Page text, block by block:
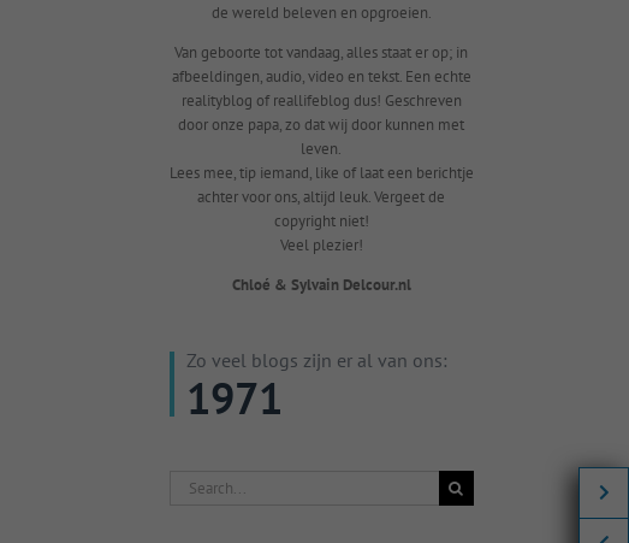
de wereld beleven en opgroeien.
Van geboorte tot vandaag, alles staat er op; in
afbeeldingen, audio, video en tekst. Een echte
realityblog of reallifeblog dus! Geschreven
door onze papa, zo dat wij door kunnen met
leven.
Lees mee, tip iemand, like of laat een berichtje
achter voor ons, altijd leuk. Vergeet de
copyright niet!
Veel plezier!
Chloé & Sylvain Delcour.nl
Zo veel blogs zijn er al van ons:
1971
Search